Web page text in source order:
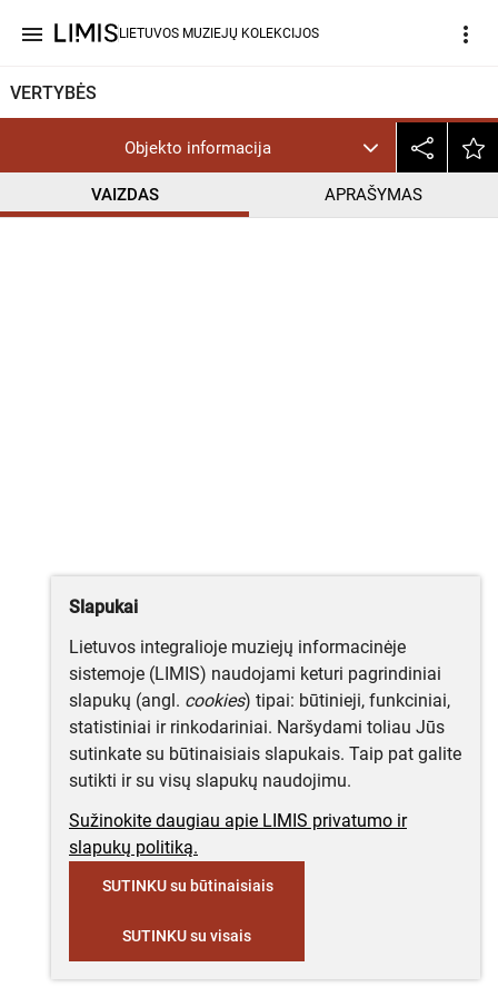
menu LIETUVOS MUZIEJŲ KOLEKCIJOS more_vert
VERTYBĖS
Objekto informacija
VAIZDAS APRAŠYMAS
Slapukai
Lietuvos integralioje muziejų informacinėje
sistemoje (LIMIS) naudojami keturi pagrindiniai
slapukų (angl. cookies) tipai: būtinieji, funkciniai,
statistiniai ir rinkodariniai. Naršydami toliau Jūs
sutinkate su būtinaisiais slapukais. Taip pat galite
sutikti ir su visų slapukų naudojimu.
Sužinokite daugiau apie LIMIS privatumo ir
slapukų politiką.
SUTINKU su būtinaisiais
SUTINKU su visais